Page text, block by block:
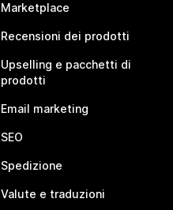
Marketplace
Recensioni dei prodotti
Upselling e pacchetti di
prodotti
Email marketing
SEO
Spedizione
Valute e traduzioni